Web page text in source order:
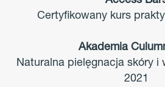
Certyfikowany kurs
Akademia
Naturalna pielęgnacja skóry i
2021